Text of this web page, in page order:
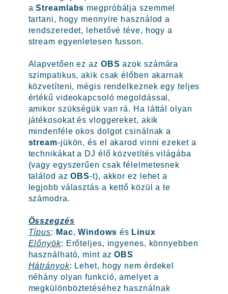
aStreamlabs megpróbálja szemmel
tartani, hogy mennyire használod a
rendszeredet, lehetővé téve, hogy a
stream egyenletesen fusson.
Alapvetően ez az OBS azok számára
szimpatikus, akik csak élőben akarnak
közvetíteni, mégis rendelkeznek egy teljes
értékű videokapcsoló megoldással,
amikor szükségük van rá. Ha láttál olyan
játékosokat és vloggereket, akik
mindenféle okos dolgot csinálnak a
stream-jükön, és el akarod vinni ezeket a
technikákat a DJ élő közvetítés világába
(vagy egyszerűen csak félelmetesnek
találod azOBS-t), akkor ez lehet a
legjobb választás a kettő közül a te
számodra.
Összegzés
Típus: Mac,Windows és Linux
Előnyök: Erőteljes, ingyenes, könnyebben
használható, mint azOBS
Hátrányok: Lehet, hogy nem érdekel
néhány olyan funkció, amelyet a
megkülönböztetéséhez használnak